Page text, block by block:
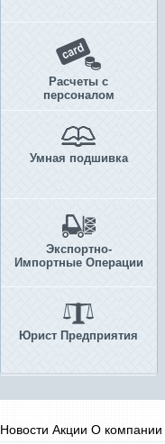
Расчеты с
персоналом
Умная подшивка
Экспортно-
Импортные Операции
Юрист Предприятия
Новости Акции О компании